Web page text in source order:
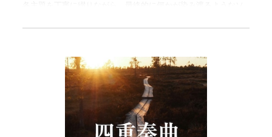
ト）がセットになっています。 ご購入いただくと、2つのPDFが
を基盤にフルートとオーボエとチェロという「混ざらないわけ
と遊び心に満ちた変奏により構成されています。 ※二箇所、
留意して頂きたい点がある譜面です。 まず第七変奏のパート
譜の豆譜(ガイドとも言いますが)は、各パート、全てが間違えて
います。是非真面目に豆譜を凝視して「すわ間違えたか！？」
と目を白黒させていただければと思います。 そして第十三変
奏は、完全な即興でカオスになった瞬間がウケるという事を信
じていた頃の名残です。CDでもカットして演奏していますし、